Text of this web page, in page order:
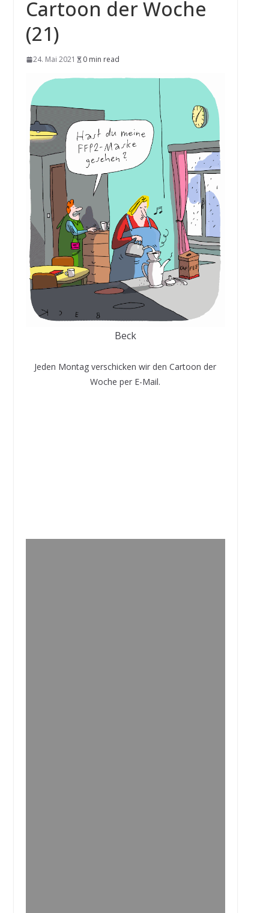
Cartoon der Woche
(21)
24. Mai 2021 0 min read
Beck
Jeden Montag verschicken wir den Cartoon der
Woche per E-Mail.